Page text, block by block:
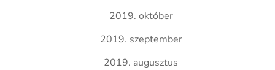
2019. október
2019. szeptember
2019. augusztus